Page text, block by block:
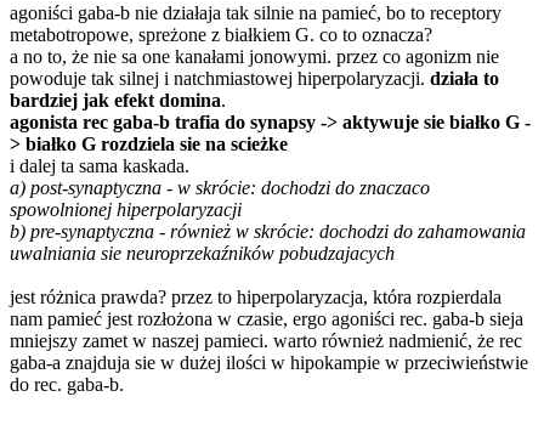
agoniści gaba-b nie działaja tak silnie na pamieć, bo to receptory
metabotropowe, spreżone z białkiem G. co to oznacza?
a no to, że nie sa one kanałami jonowymi. przez co agonizm nie
powoduje tak silnej i natchmiastowej hiperpolaryzacji. działa to
bardziej jak efekt domina.
agonista rec gaba-b trafia do synapsy -> aktywuje sie białko G -
> białko G rozdziela sie na scieżke
i dalej ta sama kaskada.
a) post-synaptyczna - w skrócie: dochodzi do znaczaco
spowolnionej hiperpolaryzacji
b) pre-synaptyczna - również w skrócie: dochodzi do zahamowania
uwalniania sie neuroprzekaźników pobudzajacych
jest różnica prawda? przez to hiperpolaryzacja, która rozpierdala
nam pamieć jest rozłożona w czasie, ergo agoniści rec. gaba-b sieja
mniejszy zamet w naszej pamieci. warto również nadmienić, że rec
gaba-a znajduja sie w dużej ilości w hipokampie w przeciwieństwie
do rec. gaba-b.